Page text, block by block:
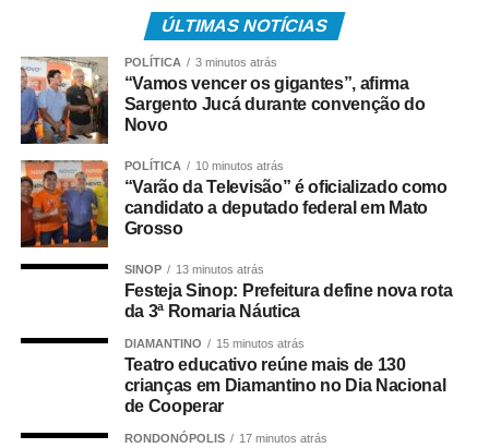
pagamento feito pela Caixa Econômica Federal,
somando R$ 4,8 bilhões;
• 499.509 são servidores públicos, inscritos no Programa
de Formação do Patrimônio do Servidor Público (Pasep),
600 milhões.
Quem tem direito ao Abono
Salarial
Tem direito ao benefício o trabalhador que:
• Está inscrito no Pis/Pasep há pelo menos cinco anos;
• Trabalhou com carteira assinada por no mínimo 30 dias
ÚLTIMAS NOTÍCIAS
POLÍTICA 3 minutos atrás
“Vamos vencer os gigantes”, afirma
Sargento Jucá durante convenção do
Novo
POLÍTICA 10 minutos atrás
“Varão da Televisão” é oficializado como
candidato a deputado federal em Mato
Grosso
SINOP 13 minutos atrás
Festeja Sinop: Prefeitura define nova rota
da 3ª Romaria Náutica
DIAMANTINO 15 minutos atrás
Teatro educativo reúne mais de 130
crianças em Diamantino no Dia Nacional
de Cooperar
RONDONÓPOLIS 17 minutos atrás